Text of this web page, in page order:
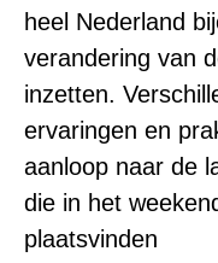
heel Nederland
verandering van
inzetten.
ervaringen en
aanloop naar de
die in het
plaatsvinden